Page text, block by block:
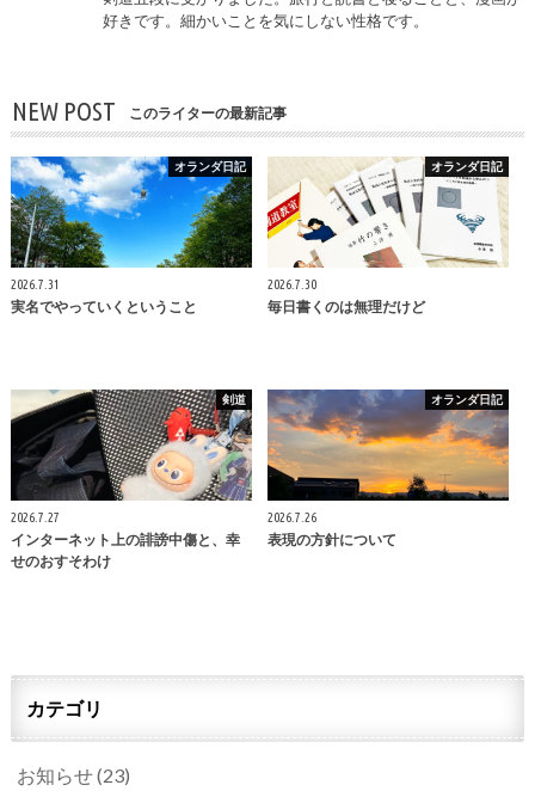
好きです。細かいことを気にしない性格です。
NEW POST このライターの最新記事
オランダ日記
2026.7.31
実名でやっていくということ
オランダ日記
2026.7.30
毎日書くのは無理だけど
剣道
2026.7.27
インターネット上の誹謗中傷と、幸
せのおすそわけ
オランダ日記
2026.7.26
表現の方針について
カテゴリ
お知らせ(23)